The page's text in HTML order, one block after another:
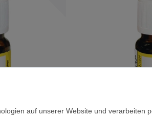
auf unserer Website und verarbeiten